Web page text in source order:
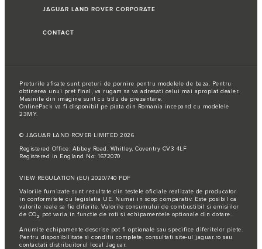
JAGUAR LAND ROVER CORPORATE
CONTACT
Preturile afisate sunt preturi de pornire pentru modelele de baza. Pentru
obtinerea unui pret final, va rugam sa va adresati celui mai apropiat dealer.
Masinile din imagine sunt cu titlu de prezentare.
OnlinePack va fi disponibil pe piata din Romania incepand cu modelele
23MY.
© JAGUAR LAND ROVER LIMITED 2026
Registered Office: Abbey Road, Whitley, Coventry CV3 4LF
Registered in England No: 1672070
VIEW REGULATION (EU) 2020/740 PDF
Valorile furnizate sunt rezultate din testele oficiale realizate de producator
in conformitate cu legislatia UE. Numai in scop comparativ. Este posibil ca
valorile reale sa fie diferite. Valorile consumului de combustibil si emisiilor
de CO2 pot varia in functie de roti si echipamentele optionale din dotare.
Anumite echipamente descrise pot fi optionale sau specifice diferitelor piete.
Pentru disponibilitate si conditii complete, consultati site-ul jaguar.ro sau
contactati distribuitorul local Jaguar.